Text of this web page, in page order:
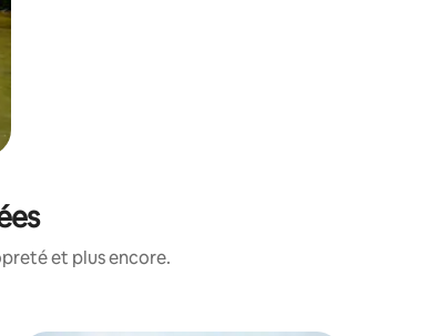
et plus encore.